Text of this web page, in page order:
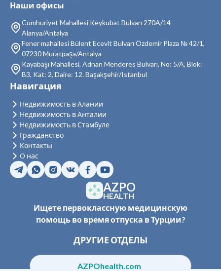
Недвижимость в Кестель
Недвижимость в Махмутлар
Недвижимость в Каргыджак
Недвижимость в Демирташ
Недвижимость в Газипаша
Недвижимость в Тюрклер
Наши офисы
Cumhuriyet Mahallesi Keykubat Bulvarı 270A/14
Alanya/Antalya
Fener mahallesi Bülent Ecevit Bulvarı Özdemir Plaza № 42/1,
07230 Muratpaşa/Antalya
Kayabaşı Mahallesi, Adnan Menderes Bulvarı, No: 5/A, Blok:
B3, Kat: 2, Daire: 12. Başakşehir/Istanbul
AZPO
HEALTH
Ищете первоклассную медицинскую
помощь во время отпуска в Турции?
ДРУГИЕ ОТДЕЛЫ
AZPOhealth.com
Навигация
Недвижимость в Алании
Недвижимость в Анталии
Недвижимость в Стамбуле
Гражданство
Контакты
О нас